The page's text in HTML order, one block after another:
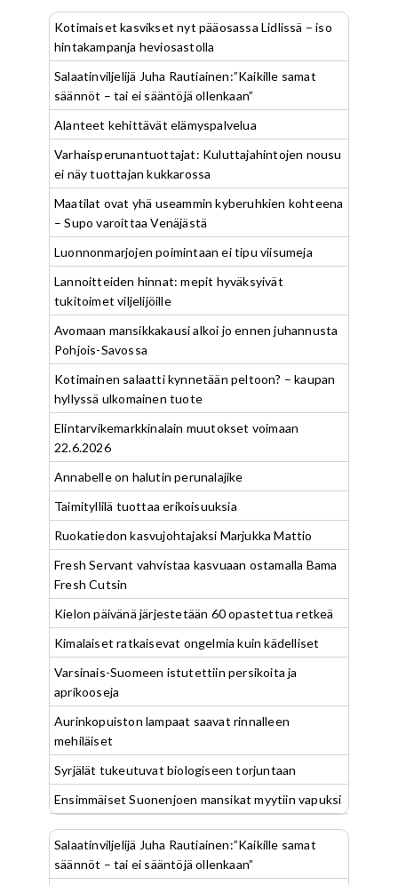
Kotimaiset kasvikset nyt pääosassa Lidlissä – iso
hintakampanja heviosastolla
Salaatinviljelijä Juha Rautiainen:”Kaikille samat
säännöt – tai ei sääntöjä ollenkaan”
Alanteet kehittävät elämyspalvelua
Varhaisperunantuottajat: Kuluttajahintojen nousu
ei näy tuottajan kukkarossa
Maatilat ovat yhä useammin kyberuhkien kohteena
– Supo varoittaa Venäjästä
Luonnonmarjojen poimintaan ei tipu viisumeja
Lannoitteiden hinnat: mepit hyväksyivät
tukitoimet viljelijöille
Avomaan mansikkakausi alkoi jo ennen juhannusta
Pohjois-Savossa
Kotimainen salaatti kynnetään peltoon? – kaupan
hyllyssä ulkomainen tuote
Elintarvikemarkkinalain muutokset voimaan
22.6.2026
Annabelle on halutin perunalajike
Taimityllilä tuottaa erikoisuuksia
Ruokatiedon kasvujohtajaksi Marjukka Mattio
Fresh Servant vahvistaa kasvuaan ostamalla Bama
Fresh Cutsin
Kielon päivänä järjestetään 60 opastettua retkeä
Kimalaiset ratkaisevat ongelmia kuin kädelliset
Varsinais-Suomeen istutettiin persikoita ja
aprikooseja
Aurinkopuiston lampaat saavat rinnalleen
mehiläiset
Syrjälät tukeutuvat biologiseen torjuntaan
Ensimmäiset Suonenjoen mansikat myytiin vapuksi
Salaatinviljelijä Juha Rautiainen:”Kaikille samat
säännöt – tai ei sääntöjä ollenkaan”